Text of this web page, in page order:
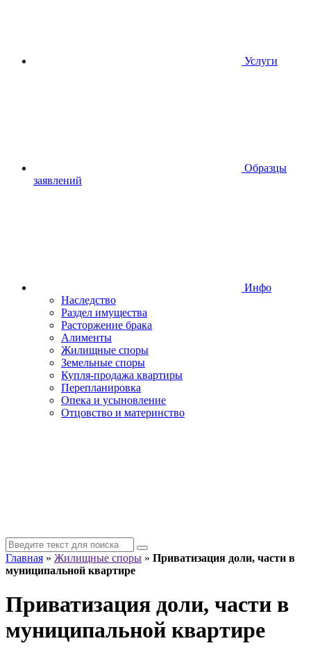
Услуги
Образцы
заявлений
Инфо
Наследство
Раздел имущества
Расторжение брака
Алименты
Жилищные споры
Земельные споры
Купля-продажа квартиры
Перепланировка
Опека и усыновление
Отцовство и материнство
Главная » Жилищные споры » Приватизация доли, части в
муниципальной квартире
Приватизация доли, части в
муниципальной квартире